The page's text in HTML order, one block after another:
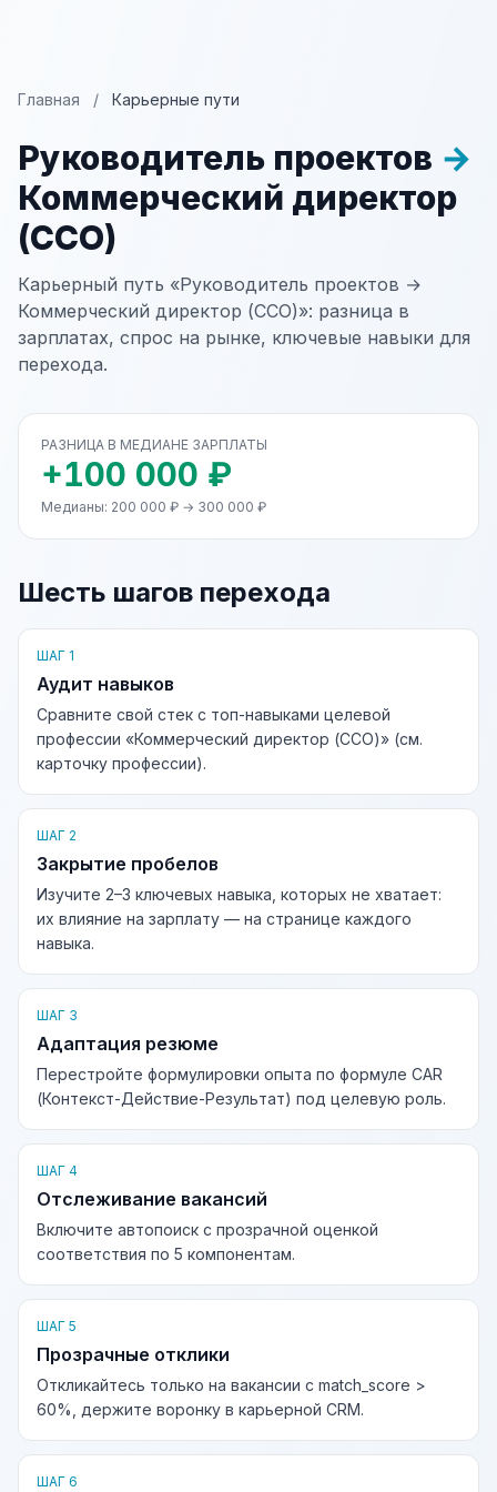
Главная / Карьерные пути
Руководитель проектов →
Коммерческий директор
(CCO)
Карьерный путь «Руководитель проектов →
Коммерческий директор (CCO)»: разница в
зарплатах, спрос на рынке, ключевые навыки для
перехода.
РАЗНИЦА В МЕДИАНЕ ЗАРПЛАТЫ
+100 000 ₽
Медианы: 200 000 ₽ → 300 000 ₽
Шесть шагов перехода
ШАГ 1
Аудит навыков
Сравните свой стек с топ-навыками целевой
профессии «Коммерческий директор (CCO)» (см.
карточку профессии).
ШАГ 2
Закрытие пробелов
Изучите 2–3 ключевых навыка, которых не хватает:
их влияние на зарплату — на странице каждого
навыка.
ШАГ 3
Адаптация резюме
Перестройте формулировки опыта по формуле CAR
(Контекст-Действие-Результат) под целевую роль.
ШАГ 4
Отслеживание вакансий
Включите автопоиск с прозрачной оценкой
соответствия по 5 компонентам.
ШАГ 5
Прозрачные отклики
Откликайтесь только на вакансии с match_score >
60%, держите воронку в карьерной CRM.
ШАГ 6